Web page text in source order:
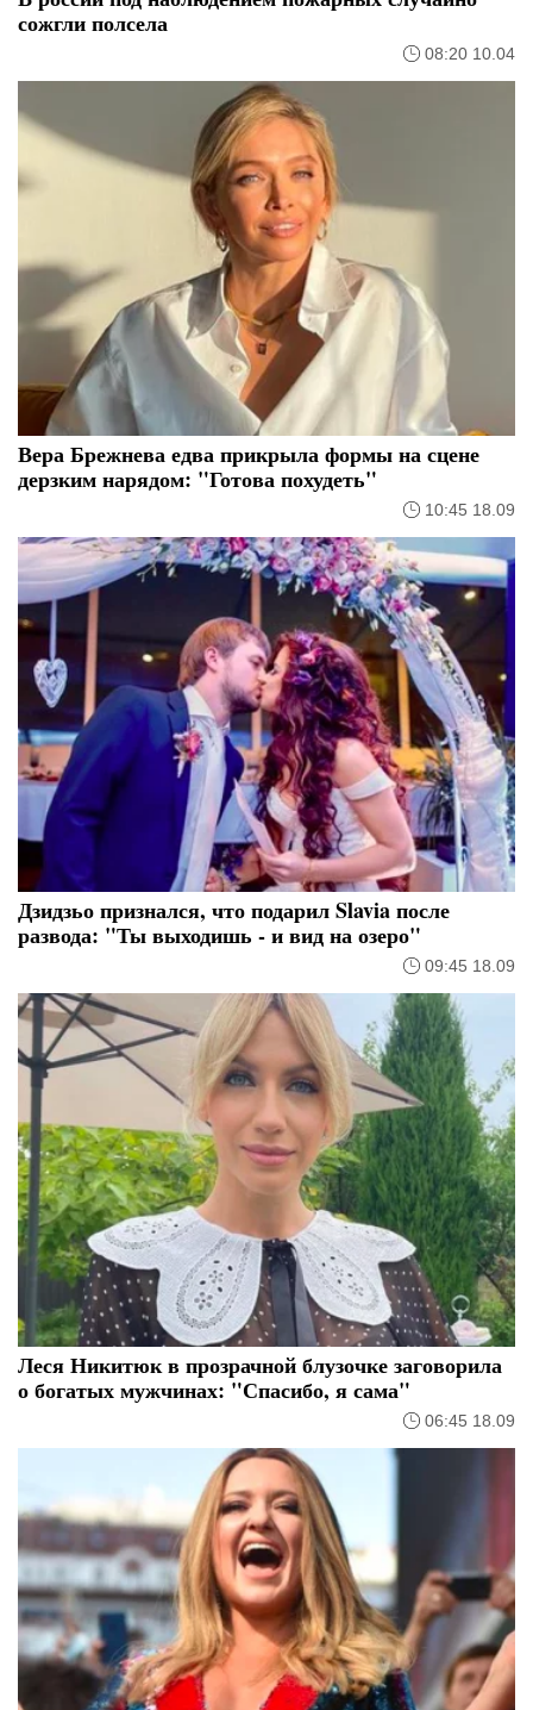
сожгли полсела
08:20 10.04
Вера Брежнева едва прикрыла формы на сцене
дерзким нарядом: "Готова похудеть"
10:45 18.09
Дзидзьо признался, что подарил Slavia после
развода: "Ты выходишь - и вид на озеро"
09:45 18.09
Леся Никитюк в прозрачной блузочке заговорила
о богатых мужчинах: "Спасибо, я сама"
06:45 18.09